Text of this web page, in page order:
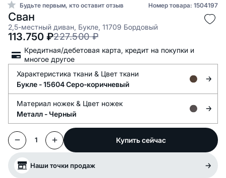
Будьте первым, кто оставит отзыв Номер товара: 1504197
Сван
2,5-местный диван, Букле, 11709 Бордовый
227.500 ₽
113.750 ₽
Кредитная/дебетовая карта, кредит на покупки и
многое другое
Характеристика ткани & Цвет ткани
Букле -15604 Серо-коричневый
Материал ножек & Цвет ножек
Металл - Черный
1 Купить сейчас
Наши точки продаж